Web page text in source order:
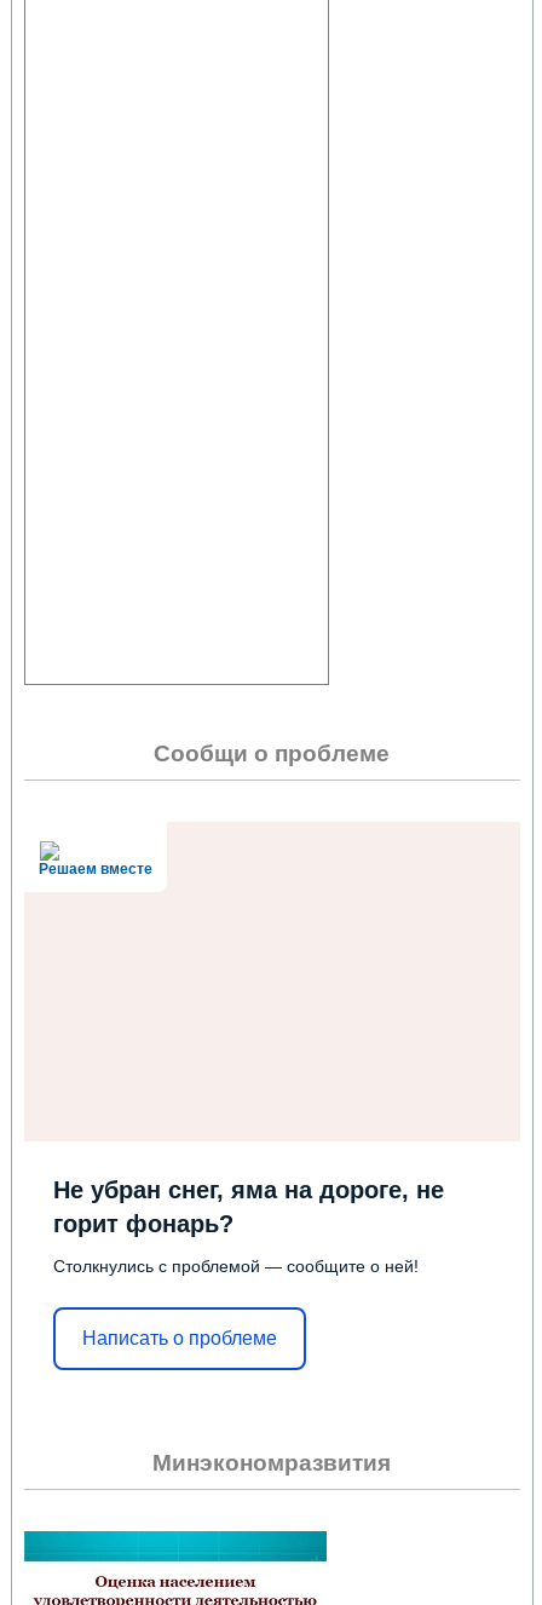
Сообщи о проблеме
Решаем вместе
Не убран снег, яма на дороге, не
горит фонарь?
Столкнулись с проблемой — сообщите о ней!
Написать о проблеме
Минэкономразвития